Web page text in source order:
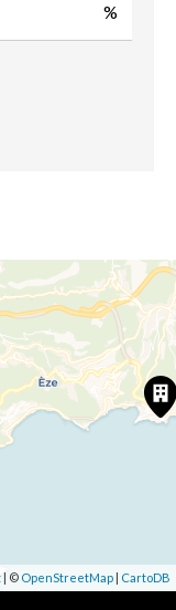
%
| © OpenStreetMap | CartoDB